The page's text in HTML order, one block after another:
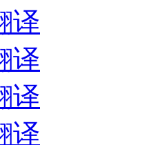
译
译
译
译